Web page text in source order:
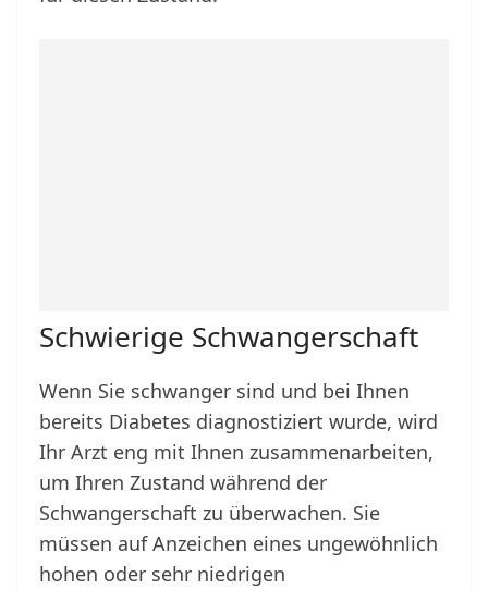
Schwierige Schwangerschaft
Wenn Sie schwanger sind und bei Ihnen
bereits Diabetes diagnostiziert wurde, wird
Ihr Arzt eng mit Ihnen zusammenarbeiten,
um Ihren Zustand während der
Schwangerschaft zu überwachen. Sie
müssen auf Anzeichen eines ungewöhnlich
hohen oder sehr niedrigen